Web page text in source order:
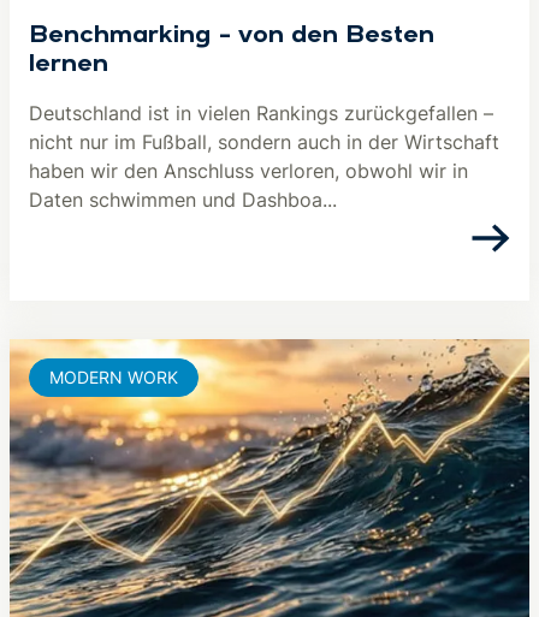
Benchmarking – von den Besten
lernen
Deutschland ist in vielen Rankings zurückgefallen –
nicht nur im Fußball, sondern auch in der Wirtschaft
haben wir den Anschluss verloren, obwohl wir in
Daten schwimmen und Dashboa...
MODERN WORK